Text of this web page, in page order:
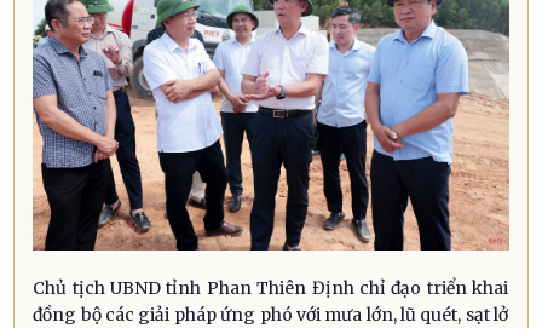
Chủ tịch UBND tỉnh Phan Thiên Định chỉ đạo triển khai
đồng bộ các giải pháp ứng phó với mưa lớn, lũ quét, sạt lở